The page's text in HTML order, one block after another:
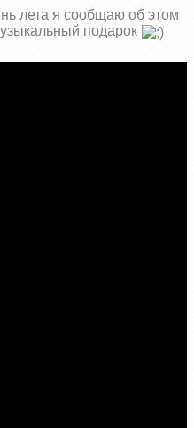
лета я сообщаю об этом
подарок